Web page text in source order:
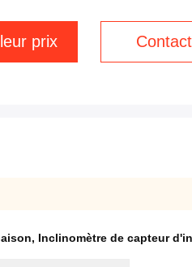
prix
, Inclinomètre de capteur